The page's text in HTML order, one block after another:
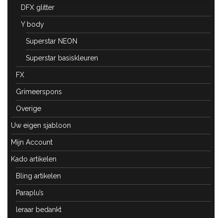
DFX glitter
Y body
Superstar NEON
Superstar basiskleuren
FX
Grimeerspons
Overige
Uw eigen sjabloon
Mijn Account
Kado artikelen
Bling artikelen
Paraplu’s
leraar bedankt